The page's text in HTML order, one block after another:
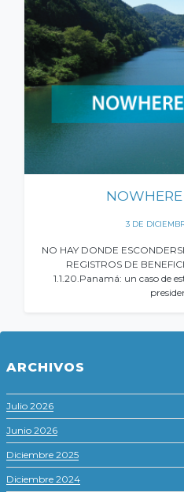
3 DE
NO HAY DONDE
REGISTROS DE
1.1.20.Panamá: un caso de
ARCHIVOS
Julio 2026
Junio 2026
Diciembre 2025
Diciembre 2024